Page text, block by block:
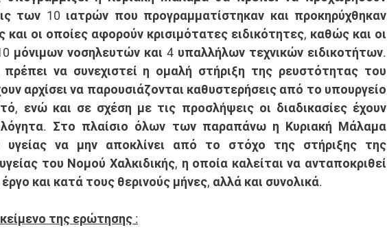
των 10 ιατρών που προγραμματίστηκαν και προκηρύχθηκαν
και οι οποίες αφορούν κρισιμότατες ειδικότητες, καθώς και οι
μόνιμων νοσηλευτών και 4 υπαλλήλων τεχνικών ειδικοτήτων.
πρέπει να συνεχιστεί η ομαλή στήριξη της ρευστότητας του
αρχίσει να παρουσιάζονται καθυστερήσεις από το υπουργείο
ενώ και σε σχέση με τις προσλήψεις οι διαδικασίες έχουν
Στο πλαίσιο όλων των παραπάνω η Κυριακή Μάλαμα
υγείας να μην αποκλίνει από το στόχο της στήριξης της
του Νομού Χαλκιδικής, η οποία καλείται να ανταποκριθεί
έργο και κατά τους θερινούς μήνες, αλλά και συνολικά.
της ερώτησης :